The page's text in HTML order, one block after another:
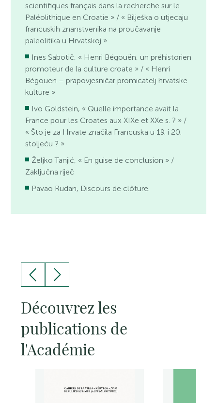
scientifiques français dans la recherche sur le
Paléolithique en Croatie » / « Bilješka o utjecaju
francuskih znanstvenika na proučavanje
paleolitika u Hrvatskoj »
Ines Sabotič, « Henri Bégouën, un préhistorien
promoteur de la culture croate » / « Henri
Bégouën – prapovjesničar promicatelj hrvatske
kulture »
Ivo Goldstein, « Quelle importance avait la
France pour les Croates aux XIXe et XXe s. ? » /
« Što je za Hrvate značila Francuska u 19. i 20.
stoljeću ? »
Željko Tanjić, « En guise de conclusion » /
Zaključna riječ
Pavao Rudan, Discours de clôture.
Découvrez les
publications de
l'Académie